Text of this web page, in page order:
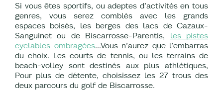
Si vous êtes sportifs, ou adeptes d’activités en tous
genres, vous serez comblés avec les grands
espaces boisés, les berges des lacs de Cazaux-
Sanguinet ou de Biscarrosse-Parentis, les pistes
cyclables ombragées...Vous n’aurez que l’embarras
du choix. Les courts de tennis, ou les terrains de
beach-volley sont destinés aux plus athlétiques,
Pour plus de détente, choisissez les 27 trous des
deux parcours du golf de Biscarrosse.